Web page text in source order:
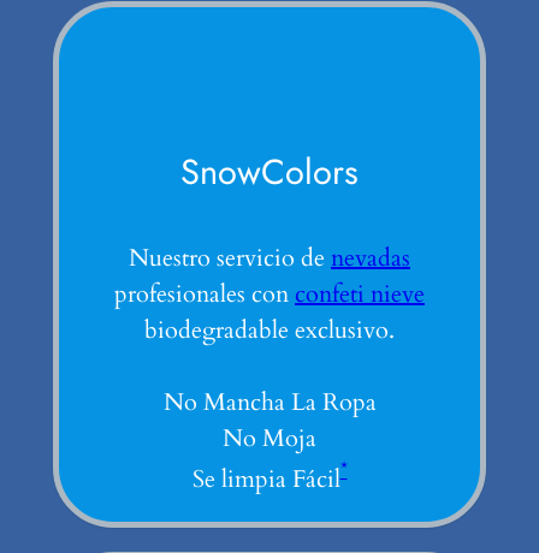
SnowColors
Nuestro servicio de nevadas
profesionales con confeti nieve
biodegradable exclusivo.
No Mancha La Ropa
No Moja
Se limpia Fácil*